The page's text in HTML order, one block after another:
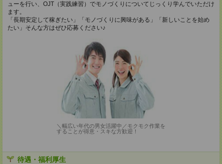
ューを行い、OJT（実践練習）でモノづくりについてじっくり学んでいただけ
ます。
「長期安定して稼ぎたい」「モノづくりに興味がある」「新しいことを始め
たい」そんな方はぜひ応募ください♪
＼幅広い年代の男女活躍中／モクモク作業を
することが得意・スキな方歓迎！
待遇・福利厚生